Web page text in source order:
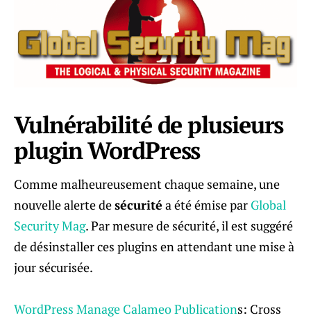
Vulnérabilité de plusieurs
plugin WordPress
Comme malheureusement chaque semaine, une
nouvelle alerte desécurité a été émise par Global
Security Mag. Par mesure de sécurité, il est suggéré
de désinstaller ces plugins en attendant une mise à
jour sécurisée.
WordPress Manage Calameo Publications: Cross